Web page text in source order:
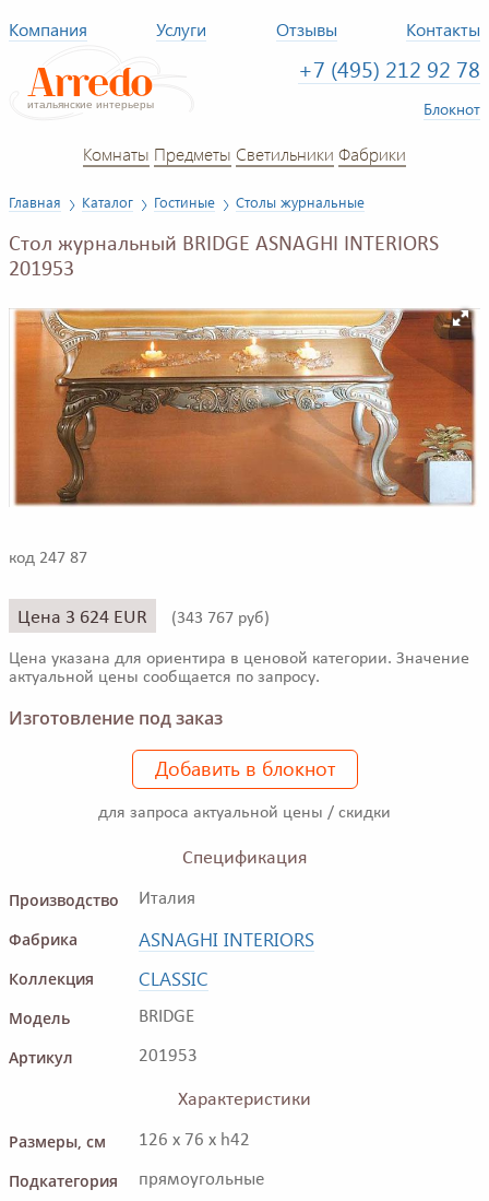
Компания Услуги Отзывы Контакты
+7 (495) 212 92 78
Блокнот
Комнаты Предметы Светильники Фабрики
Главная Каталог Гостиные Столы журнальные
Стол журнальный BRIDGE ASNAGHI INTERIORS
201953
код 247 87
Цена 3 624 EUR (343 767 руб)
Цена указана для ориентира в ценовой категории. Значение
актуальной цены сообщается по запросу.
Изготовление под заказ
Добавить в блокнот
для запроса актуальной цены / скидки
Спецификация
Производство
Италия
Фабрика ASNAGHI INTERIORS
Коллекция CLASSIC
Модель BRIDGE
Артикул 201953
Характеристики
Размеры, см
126 x 76 x h42
Подкатегория прямоугольные